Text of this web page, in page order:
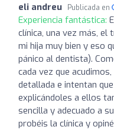
eli andreu Publicada en
Experiencia fantástica:
clínica, una vez más,
mi hija muy bien y eso
pánico al dentista).
cada vez que
detallada e intentan
explicándoles a ellos
sencilla y adecuado a
probéis la clínica y